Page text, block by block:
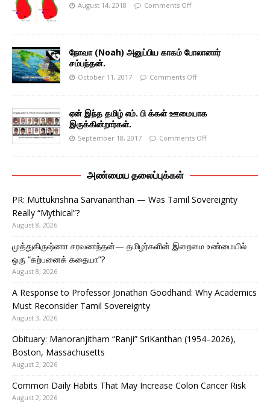
August 14, 2018 Comments Off
நோவா (Noah) அனுப்பிய காகம் போலானார்
சம்பந்தன்.
October 11, 2017 Comments Off
ஏன் இந்த தமிழ் எம். பி க்கள் ஊமையாக
இருக்கின்றார்கள்.
September 18, 2017 Comments Off
அண்மைய தலைப்புக்கள்
PR: Muttukrishna Sarvananthan — Was Tamil Sovereignty
Really “Mythical”?
August 8, 2026
முத்துகிருஷ்ணா சரவணந்தன்— தமிழர்களின் இறைமை உண்மையில்
ஒரு “கற்பனைக் கதையா”?
August 8, 2026
A Response to Professor Jonathan Goodhand: Why Academics
Must Reconsider Tamil Sovereignty
August 3, 2026
Obituary: Manoranjitham “Ranji” SriKanthan (1954–2026),
Boston, Massachusetts
August 2, 2026
Common Daily Habits That May Increase Colon Cancer Risk
August 2, 2026